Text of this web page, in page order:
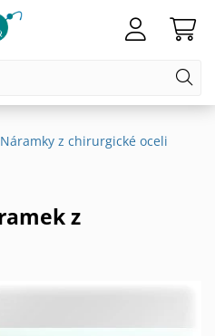
Náramky z chirurgické oceli